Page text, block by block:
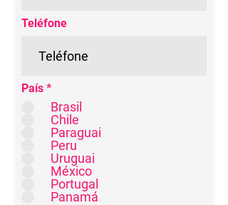
Teléfone
País *
Brasil
Chile
Paraguai
Peru
Uruguai
México
Portugal
Panamá